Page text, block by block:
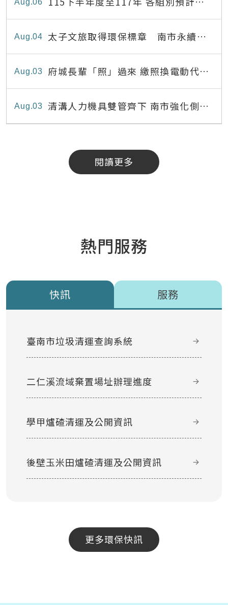
缺員額表
04
Aug
太子文旅取得環保標章 南市永續旅
宿達22家
03
Aug
府城長輩「照」過來 繳照換電動代步
最高補助8,000元
03
Aug
清溝人力機具雙管齊下 南市強化側溝
清疏效能
閱讀更多
熱門服務
快訊 服務
臺南市垃圾清運查詢系統
二仁溪流域棄置場址辦理進度
學甲爐碴清運及公開資訊
後壁玉米田爐碴清運及公開資訊
更多環保快訊